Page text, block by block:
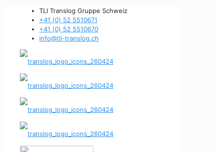
TLI Translog Gruppe Schweiz
+41 (0) 52 5510671
+41 (0) 52 5510670
info@tli-translog.ch